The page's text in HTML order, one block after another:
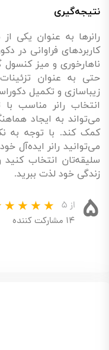
نتیجه‌گیری
رانرها به عنوان یکی
کاربردهای فراوانی در
ناهارخوری و میز کنسول
حتی به عنوان
زیباسازی و تکمیل
انتخاب رانر مناسب
می‌تواند به ایجاد
کمک کند. با توجه به
می‌توانید رانر ایده‌آل
سلیقه‌تان انتخاب کنید
زندگی خود لذت ببرید.
۵ از ۵
۱۴ مشارکت کننده